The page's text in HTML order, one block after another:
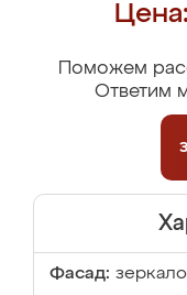
Поможем
Ответим
Фасад: зеркало